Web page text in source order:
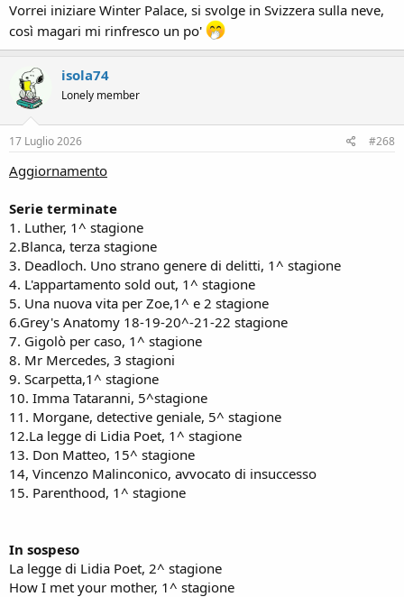
Vorrei iniziare Winter Palace, si svolge in Svizzera sulla neve,
così magari mi rinfresco un po'
isola74
Lonely member
17 Luglio 2026 #268
Aggiornamento
Serie terminate
1. Luther, 1^ stagione
2.Blanca, terza stagione
3. Deadloch. Uno strano genere di delitti, 1^ stagione
4. L'appartamento sold out, 1^ stagione
5. Una nuova vita per Zoe,1^ e 2 stagione
6.Grey's Anatomy 18-19-20^-21-22 stagione
7. Gigolò per caso, 1^ stagione
8. Mr Mercedes, 3 stagioni
9. Scarpetta,1^ stagione
10. Imma Tataranni, 5^stagione
11. Morgane, detective geniale, 5^ stagione
12.La legge di Lidia Poet, 1^ stagione
13. Don Matteo, 15^ stagione
14, Vincenzo Malinconico, avvocato di insuccesso
15. Parenthood, 1^ stagione
In sospeso
La legge di Lidia Poet, 2^ stagione
How I met your mother, 1^ stagione